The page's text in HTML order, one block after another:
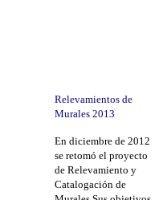
Relevamientos de
Murales 2013
En diciembre de 2012
se retomó el proyecto
de Relevamiento y
Catalogación de